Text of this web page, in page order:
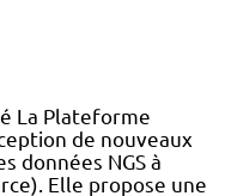
La Plateforme
de nouveaux
données NGS à
Elle propose une